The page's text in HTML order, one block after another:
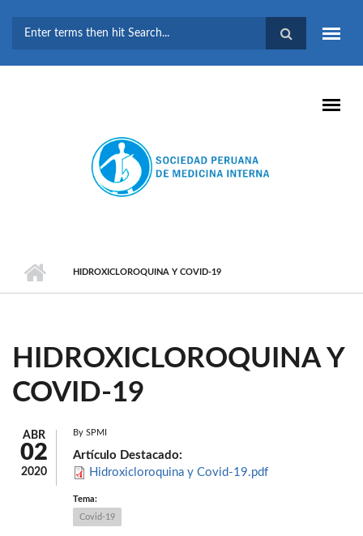
BÚSQUEDA
HIDROXICLOROQUINA Y COVID-19
HIDROXICLOROQUINA Y
COVID-19
ABR
02
2020
By SPMI
Artículo Destacado:
Hidroxicloroquina y Covid-19.pdf
Tema:
Covid-19